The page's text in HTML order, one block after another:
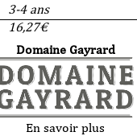
3-4 ans
16,27€
Domaine Gayrard
En savoir plus